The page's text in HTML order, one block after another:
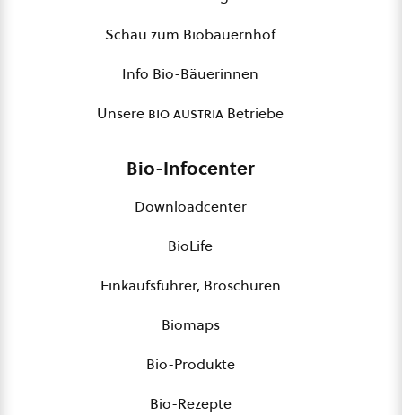
Schau zum Biobauernhof
Info Bio-Bäuerinnen
Unsere bio austria Betriebe
Bio-Infocenter
Downloadcenter
BioLife
Einkaufsführer, Broschüren
Biomaps
Bio-Produkte
Bio-Rezepte